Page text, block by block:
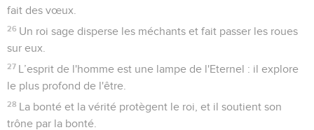
fait des vœux.
26 Un roi sage disperse les méchants et fait passer les roues
sur eux.
27 L’esprit de l'homme est une lampe de l'Eternel : il explore
le plus profond de l'être.
28 La bonté et la vérité protègent le roi, et il soutient son
trône par la bonté.